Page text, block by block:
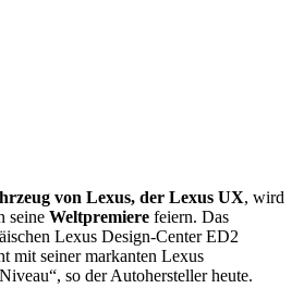
von Lexus, der Lexus UX, wird
seine Weltpremiere feiern. Das
Lexus Design-Center ED2
mit seiner markanten Lexus
so der Autohersteller heute.